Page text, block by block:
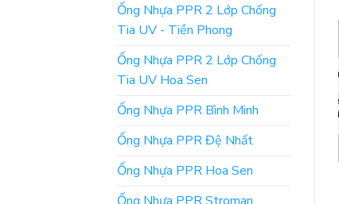
Ống Nhựa PPR 2 Lớp Chống
Tia UV - Tiền Phong
Ống Nhựa PPR 2 Lớp Chống
Tia UV Hoa Sen
Ống Nhựa PPR Bình Minh
Ống Nhựa PPR Đệ Nhất
Ống Nhựa PPR Hoa Sen
Ống Nhựa PPR Stroman
BẢNG GIÁ ỐNG NHỰA DEKKO 2025
Tổng hợp Đơn Giá Phụ